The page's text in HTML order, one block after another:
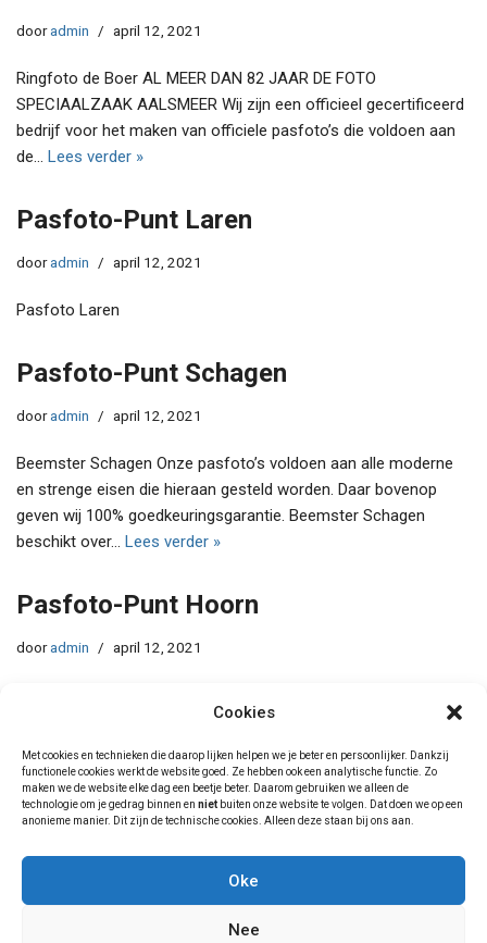
Cookies
Met cookies en technieken die daarop lijken helpen we je beter en persoonlijker. Dankzij
functionele cookies werkt de website goed. Ze hebben ook een analytische functie. Zo
maken we de website elke dag een beetje beter. Daarom gebruiken we alleen de
technologie om je gedrag binnen en niet buiten onze website te volgen. Dat doen we op een
anonieme manier. Dit zijn de technische cookies. Alleen deze staan bij ons aan.
Oke
Nee
dooradmin april 12, 2021
Ringfoto de Boer AL MEER DAN 82 JAAR DE FOTO
SPECIAALZAAK AALSMEER Wij zijn een officieel gecertificeerd
bedrijf voor het maken van officiele pasfoto’s die voldoen aan
de… Lees verder »
Pasfoto-Punt Laren
dooradmin april 12, 2021
Pasfoto Laren
Pasfoto-Punt Schagen
dooradmin april 12, 2021
Beemster Schagen Onze pasfoto’s voldoen aan alle moderne
en strenge eisen die hieraan gesteld worden. Daar bovenop
geven wij 100% goedkeuringsgarantie. Beemster Schagen
beschikt over… Lees verder »
Pasfoto-Punt Hoorn
dooradmin april 12, 2021
paspoort, visa of ID-bewijs. Deze pasfoto’s moeten aan
meerdere eisen voldoen. Daarom is het belangrijk dat de…
Lees
verder »